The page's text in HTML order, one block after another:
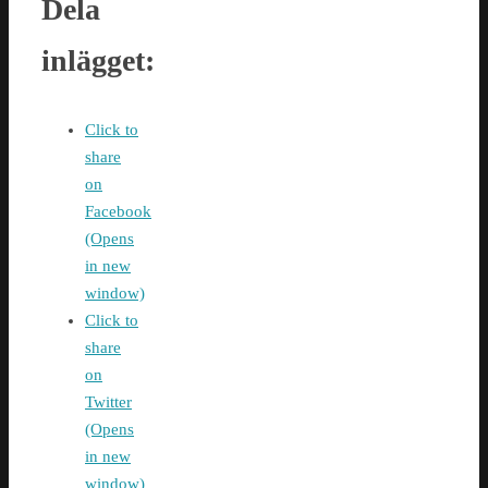
Dela
inlägget:
Click to
share
on
Facebook
(Opens
in new
window)
Click to
share
on
Twitter
(Opens
in new
window)